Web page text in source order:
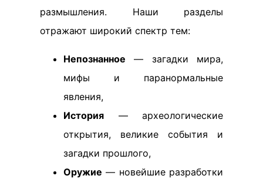
размышления. Наши разделы
отражают широкий спектр тем:
Непознанное — загадки мира,
мифы и паранормальные
явления,
История — археологические
открытия, великие события и
загадки прошлого,
Оружие — новейшие разработки